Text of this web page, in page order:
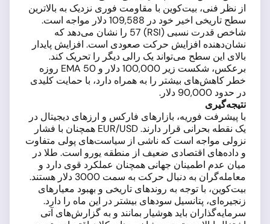
از نظر فنی، بیت‌کوین با مقاومت فوری نزدیک به بالاترین
سطح تاریخی اخیر خود در 109,588 دلار مواجه است.
شاخص قدرت نسبی (RSI) 57 را نشان می‌دهد که
نشان‌دهنده افزایش حرکت صعودی است. افزایش پایدار
بالای این سطح می‌تواند یک رالی دیگر را تحریک کند.
برعکس، شکست زیر 100,000 دلار و EMA 50 روزه
خطر کاهش‌های بیشتر را به همراه دارد، با حمایت کلیدی
در حدود 90,000 دلار.
نتیجه‌گیری
با پیشرفت فوریه، بازارهای فارکس و ارزهای دیجیتال در
یک نقطه بحرانی قرار دارند. EUR/USD همچنان با فشار
نزولی مواجه است که ناشی از سیاست‌های پولی متفاوت
و داده‌های اقتصادی ضعیف از منطقه یورو است. طلا در
میان عدم اطمینان جهانی همچنان عملکرد قوی دارد و
معامله‌گران به دنبال حرکت به سمت 3000 دلار هستند.
بیت‌کوین، با توجه به روندهای تاریخی و بهبود معیارهای
زنجیره‌ای، پتانسیل سودهای بیشتر در این ماه را دارد.
سرمایه‌گذاران باید هوشیار بمانند و به گزارش‌های آتی